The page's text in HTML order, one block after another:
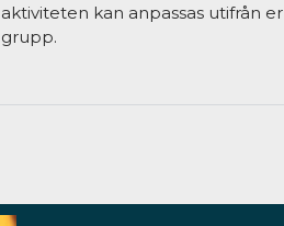
aktiviteten kan anpassas utifrån er
grupp.